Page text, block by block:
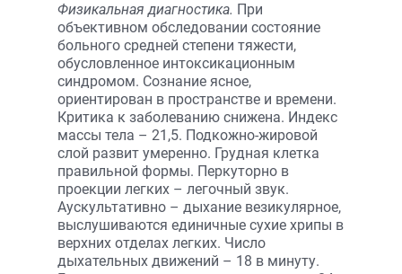
Физикальная диагностика. При
объективном обследовании состояние
больного средней степени тяжести,
обусловленное интоксикационным
синдромом. Сознание ясное,
ориентирован в пространстве и времени.
Критика к заболеванию снижена. Индекс
массы тела – 21,5. Подкожно-жировой
слой развит умеренно. Грудная клетка
правильной формы. Перкуторно в
проекции легких – легочный звук.
Аускультативно – дыхание везикулярное,
выслушиваются единичные сухие хрипы в
верхних отделах легких. Число
дыхательных движений – 18 в минуту.